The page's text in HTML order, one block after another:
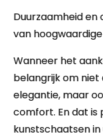
Duurzaamheid
van
Wanneer het
belangrijk om niet
elegantie, maar
comfort. En dat
kunstschaatsen